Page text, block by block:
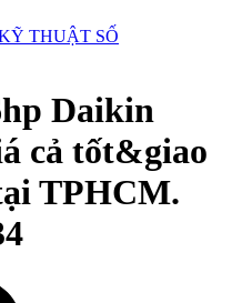
THUẬT SỐ
Daikin
cả tốt&giao
TPHCM.